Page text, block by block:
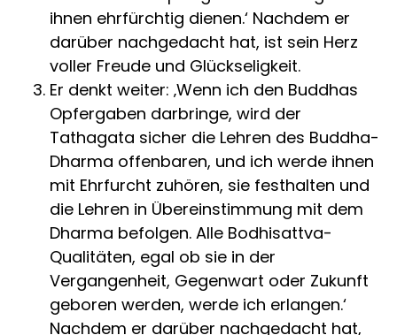
ihnen ehrfürchtig dienen.‘ Nachdem er
darüber nachgedacht hat, ist sein Herz
voller Freude und Glückseligkeit.
Er denkt weiter: ‚Wenn ich den Buddhas
Opfergaben darbringe, wird der
Tathagata sicher die Lehren des Buddha-
Dharma offenbaren, und ich werde ihnen
mit Ehrfurcht zuhören, sie festhalten und
die Lehren in Übereinstimmung mit dem
Dharma befolgen. Alle Bodhisattva-
Qualitäten, egal ob sie in der
Vergangenheit, Gegenwart oder Zukunft
geboren werden, werde ich erlangen.‘
Nachdem er darüber nachgedacht hat,